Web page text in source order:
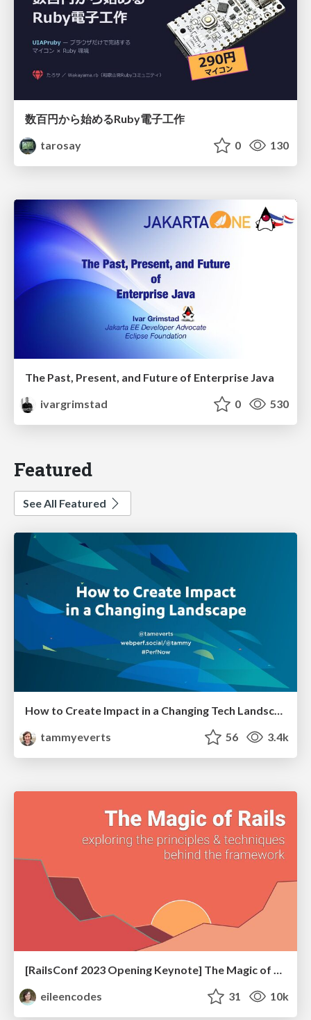
数百円から始めるRuby電子工作
tarosay
0 130
The Past, Present, and Future of Enterprise Java
ivargrimstad
0 530
Featured
See All Featured
How to Create Impact in a Changing Tech Landscape [PerfNow 2023]
tammyeverts
56 3.4k
[RailsConf 2023 Opening Keynote] The Magic of Rails
eileencodes
31 10k